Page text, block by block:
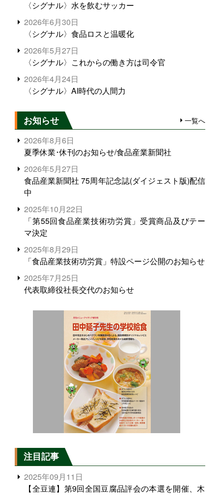
〈シグナル〉水を飲むサッカー
2026年6月30日
〈シグナル〉食品ロスと温暖化
2026年5月27日
〈シグナル〉これからの働き方は司令官
2026年4月24日
〈シグナル〉AI時代の人間力
お知らせ 一覧へ
2026年8月6日
夏季休業･休刊のお知らせ/食品産業新聞社
2026年5月27日
食品産業新聞社 75周年記念誌(ダイジェスト版)配信
中
2025年10月22日
「第55回食品産業技術功労賞」受賞商品及びテー
マ決定
2025年8月29日
「食品産業技術功労賞」特設ページ公開のお知らせ
2025年7月25日
代表取締役社長交代のお知らせ
注目記事
2025年09月11日
【全豆連】第9回全国豆腐品評会の本選を開催、木